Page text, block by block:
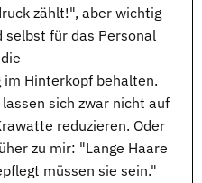
zählt!", aber wichtig
selbst für das Personal
Hinterkopf behalten.
sich zwar nicht auf
reduzieren. Oder
zu mir: "Lange Haare
müssen sie sein."